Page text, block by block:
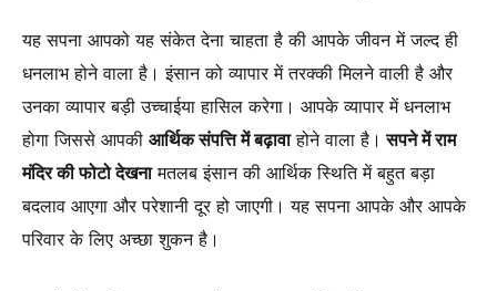
यह सपना आपको यह संकेत देना चाहता है की आपके जीवन में जल्द ही
धनलाभ होने वाला है। इंसान को व्यापार में तरक्की मिलने वाली है और
उनका व्यापार बड़ी उच्चाईया हासिल करेगा। आपके व्यापार में धनलाभ
होगा जिससे आपकी आर्थिक संपत्ति में बढ़ावाहोने वाला है। सपने में राम
मंदिर की फोटो देखनामतलब इंसान की आर्थिक स्थिति में बहुत बड़ा
बदलाव आएगा और परेशानी दूर हो जाएगी। यह सपना आपके और आपके
परिवार के लिए अच्छा शुकन है।